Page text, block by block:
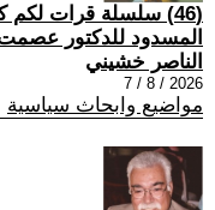
(46) سلسلة قرات
المسدود للدكتور
الناصر خشيني
2026 / 8 / 7
مواضيع وابحاث سياسية